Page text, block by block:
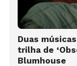
Duas
trilha de
Blumhouse